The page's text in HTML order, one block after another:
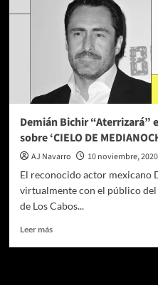
hacen
mancuerna
para
hacernos
pasar
rato
agradable…
Demián Bichir “Aterrizará”
sobre ‘CIELO DE
AJ Navarro 10 noviembre, 2020
El reconocido actor mexicano
virtualmente con el público
de Los Cabos...
Leer másLeer